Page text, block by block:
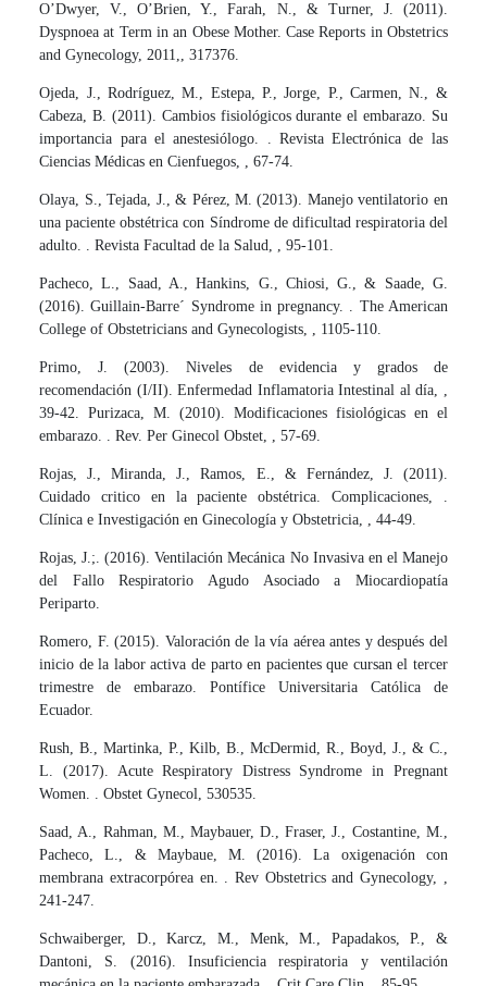
O’Dwyer, V., O’Brien, Y., Farah, N., & Turner, J. (2011).
Dyspnoea at Term in an Obese Mother. Case Reports in Obstetrics
and Gynecology, 2011,, 317376.
Ojeda, J., Rodríguez, M., Estepa, P., Jorge, P., Carmen, N., &
Cabeza, B. (2011). Cambios fisiológicos durante el embarazo. Su
importancia para el anestesiólogo. . Revista Electrónica de las
Ciencias Médicas en Cienfuegos, , 67-74.
Olaya, S., Tejada, J., & Pérez, M. (2013). Manejo ventilatorio en
una paciente obstétrica con Síndrome de dificultad respiratoria del
adulto. . Revista Facultad de la Salud, , 95-101.
Pacheco, L., Saad, A., Hankins, G., Chiosi, G., & Saade, G.
(2016). Guillain-Barre´ Syndrome in pregnancy. . The American
College of Obstetricians and Gynecologists, , 1105-110.
Primo, J. (2003). Niveles de evidencia y grados de
recomendación (I/II). Enfermedad Inflamatoria Intestinal al día, ,
39-42. Purizaca, M. (2010). Modificaciones fisiológicas en el
embarazo. . Rev. Per Ginecol Obstet, , 57-69.
Rojas, J., Miranda, J., Ramos, E., & Fernández, J. (2011).
Cuidado critico en la paciente obstétrica. Complicaciones, .
Clínica e Investigación en Ginecología y Obstetricia, , 44-49.
Rojas, J.;. (2016). Ventilación Mecánica No Invasiva en el Manejo
del Fallo Respiratorio Agudo Asociado a Miocardiopatía
Periparto.
Romero, F. (2015). Valoración de la vía aérea antes y después del
inicio de la labor activa de parto en pacientes que cursan el tercer
trimestre de embarazo. Pontífice Universitaria Católica de
Ecuador.
Rush, B., Martinka, P., Kilb, B., McDermid, R., Boyd, J., & C.,
L. (2017). Acute Respiratory Distress Syndrome in Pregnant
Women. . Obstet Gynecol, 530535.
Saad, A., Rahman, M., Maybauer, D., Fraser, J., Costantine, M.,
Pacheco, L., & Maybaue, M. (2016). La oxigenación con
membrana extracorpórea en. . Rev Obstetrics and Gynecology, ,
241-247.
Schwaiberger, D., Karcz, M., Menk, M., Papadakos, P., &
Dantoni, S. (2016). Insuficiencia respiratoria y ventilación